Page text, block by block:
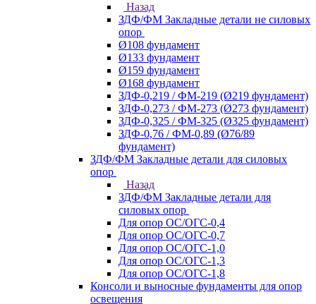
Назад
ЗДФ/ФМ Закладные детали не силовых
опор
Ø108 фундамент
Ø133 фундамент
Ø159 фундамент
Ø168 фундамент
ЗДФ-0,219 / ФМ-219 (Ø219 фундамент)
ЗДФ-0,273 / ФМ-273 (Ø273 фундамент)
ЗДФ-0,325 / ФМ-325 (Ø325 фундамент)
ЗДФ-0,76 / ФМ-0,89 (Ø76/89
фундамент)
ЗДФ/ФМ Закладные детали для силовых
опор
Назад
ЗДФ/ФМ Закладные детали для
силовых опор
Для опор ОС/ОГС-0,4
Для опор ОС/ОГС-0,7
Для опор ОС/ОГС-1,0
Для опор ОС/ОГС-1,3
Для опор ОС/ОГС-1,8
Консоли и выносные фундаменты для опор
освещения